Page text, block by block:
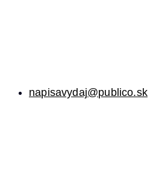
napisavydaj@publico.sk